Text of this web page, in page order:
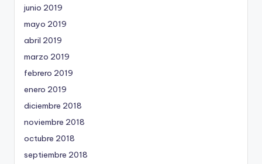
junio 2019
mayo 2019
abril 2019
marzo 2019
febrero 2019
enero 2019
diciembre 2018
noviembre 2018
octubre 2018
septiembre 2018